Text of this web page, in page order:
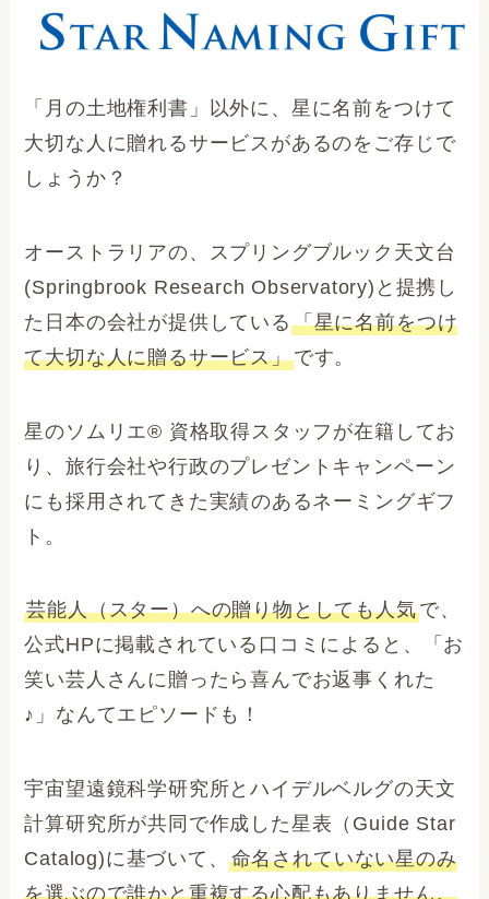
「月の土地権利書」以外に、星に名前をつけて
大切な人に贈れるサービスがあるのをご存じで
しょうか？
オーストラリアの、スプリングブルック天文台
(Springbrook Research Observatory)と提携し
た日本の会社が提供している 「星に名前をつけ
て大切な人に贈るサービス」です。
星のソムリエ® 資格取得スタッフが在籍してお
り、旅行会社や行政のプレゼントキャンペーン
にも採用されてきた実績のあるネーミングギフ
ト。
芸能人（スター）への贈り物としても人気で、
公式HPに掲載されている口コミによると、「お
笑い芸人さんに贈ったら喜んでお返事くれた
♪」なんてエピソードも！
宇宙望遠鏡科学研究所とハイデルベルグの天文
計算研究所が共同で作成した星表（Guide Star
Catalog)に基づいて、 命名されていない星のみ
を選ぶので誰かと重複する心配もありません。